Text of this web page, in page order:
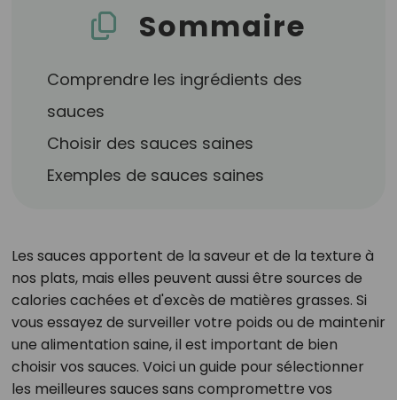
Sommaire
Comprendre les ingrédients des
sauces
Choisir des sauces saines
Exemples de sauces saines
Les sauces apportent de la saveur et de la texture à
nos plats, mais elles peuvent aussi être sources de
calories cachées et d'excès de matières grasses. Si
vous essayez de surveiller votre poids ou de maintenir
une alimentation saine, il est important de bien
choisir vos sauces. Voici un guide pour sélectionner
les meilleures sauces sans compromettre vos